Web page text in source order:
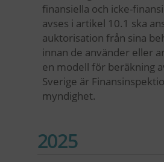
finansiella och icke-
avses i artikel 10.1 ska
auktorisation från sina
innan de använder eller
en modell för beräkning
Sverige är
myndighet.
2025